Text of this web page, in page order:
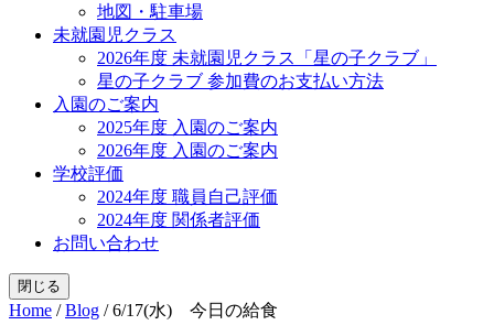
地図・駐車場
未就園児クラス
2026年度 未就園児クラス「星の子クラブ」
星の子クラブ 参加費のお支払い方法
入園のご案内
2025年度 入園のご案内
2026年度 入園のご案内
学校評価
2024年度 職員自己評価
2024年度 関係者評価
お問い合わせ
閉じる
Home /Blog /6/17(水) 今日の給食